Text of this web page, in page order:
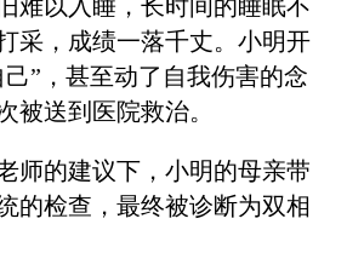
难以入睡，长时间的睡眠不
采，成绩一落千丈。小明开
”，甚至动了自我伤害的念
被送到医院救治。
师的建议下，小明的母亲带
的检查，最终被诊断为双相